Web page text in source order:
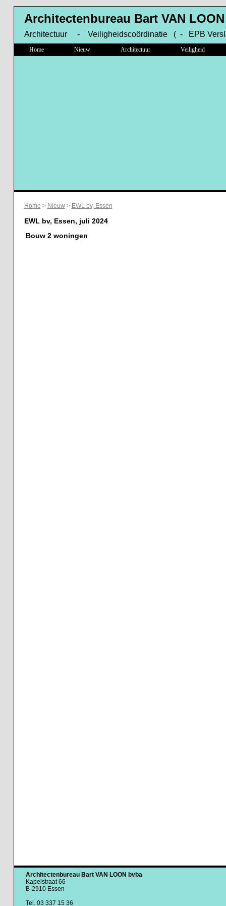
Architectenbureau Bart VAN
Architectuur - Veiligheidscoördinatie ( - EPB
Home Nieuw Architectuur Veiligheid
Home > Nieuw> EWL bv, Essen
EWL bv, Essen, juli 2024
Bouw 2 woningen
Architectenbureau Bart VAN LOON bvba
Kapelstraat 66
B-2910 Essen
Tel. 03 337 15 36